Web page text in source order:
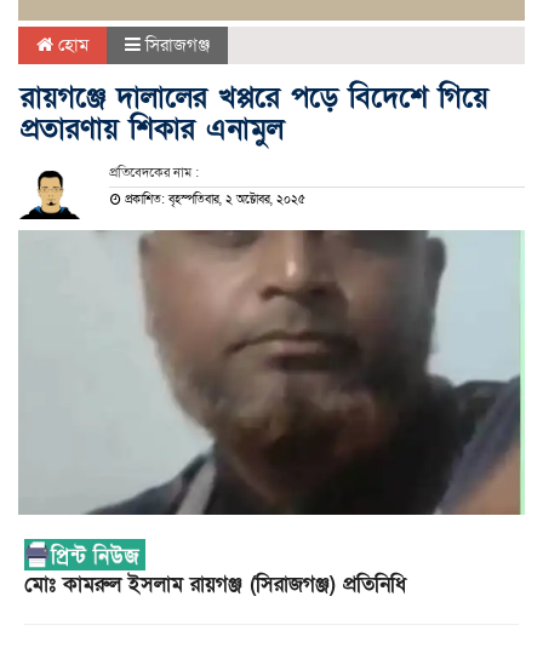
হোম সিরাজগঞ্জ
রায়গঞ্জে দালালের খপ্পরে পড়ে বিদেশে গিয়ে
প্রতারণায় শিকার এনামুল
প্রতিবেদকের নাম :
প্রকাশিত: বৃহস্পতিবার, ২ অক্টোবর, ২০২৫
মোঃ কামরুল ইসলাম রায়গঞ্জ (সিরাজগঞ্জ) প্রতিনিধি